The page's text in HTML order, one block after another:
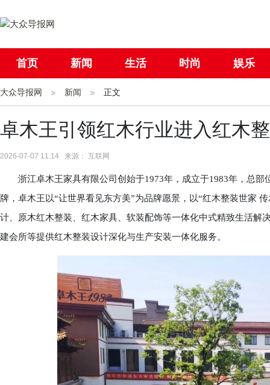
首页 新闻 生活 时尚 娱乐
社会 国际
大众导报网 新闻 正文
卓木王引领红木行业进入红木
2026-07-07 11:14 来源： 互联网
浙江卓木王家具有限公司创始于1973年，成立于1983年，总部
牌，卓木王以“让世界看见东方美”为品牌愿景，以“红木整装世家
计、原木红木整装、红木家具、软装配饰等一体化中式精致生活解
建会所等提供红木整装设计深化与生产安装一体化服务。